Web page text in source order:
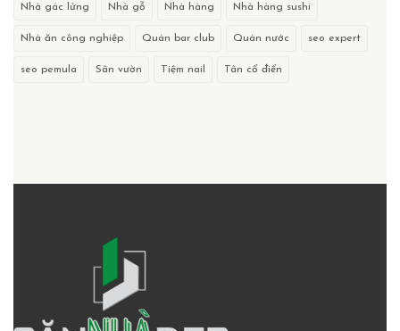
Nhà gác lửng Nhà gỗ Nhà hàng Nhà hàng sushi
Nhà ăn công nghiệp Quán bar club Quán nước seo expert
seo pemula Sân vườn Tiệm nail Tân cổ điển